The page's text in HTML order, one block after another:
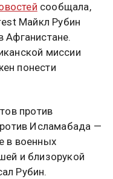
сообщала,
Майкл Рубин
Афганистане.
миссии
понести
против
Исламабада —
в военных
и близорукой
Рубин.